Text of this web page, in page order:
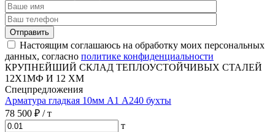
Отправить
Настоящим соглашаюсь на обработку моих персональных
данных, согласно политике конфиденциальности
КРУПНЕЙШИЙ СКЛАД ТЕПЛОУСТОЙЧИВЫХ СТАЛЕЙ
12Х1МФ И 12 ХМ
Спецпредложения
Арматура гладкая 10мм А1 А240 бухты
78 500 ₽ / т
т